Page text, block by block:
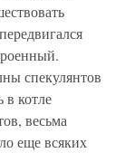
спекулянтов
в котле
весьма
еще всяких